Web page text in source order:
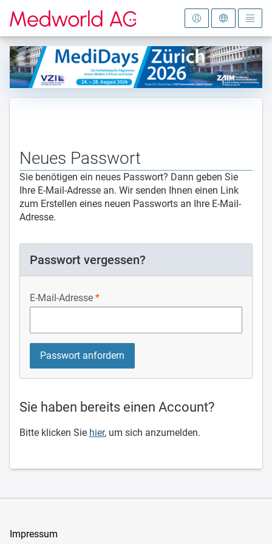
Zur Startseite
Neues Passwort
Sie benötigen ein neues Passwort? Dann geben Sie
Ihre E-Mail-Adresse an. Wir senden Ihnen einen Link
zum Erstellen eines neuen Passworts an Ihre E-Mail-
Adresse.
Passwort vergessen?
E-Mail-Adresse
Sie haben bereits einen Account?
Bitte klicken Sie hier, um sich anzumelden.
Impressum